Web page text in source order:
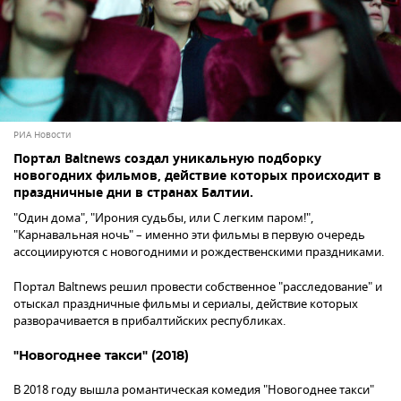
РИА Новости
Портал Baltnews создал уникальную подборку
новогодних фильмов, действие которых происходит в
праздничные дни в странах Балтии.
"Один дома", "Ирония судьбы, или С легким паром!",
"Карнавальная ночь" – именно эти фильмы в первую очередь
ассоциируются с новогодними и рождественскими праздниками.
Портал Baltnews решил провести собственное "расследование" и
отыскал праздничные фильмы и сериалы, действие которых
разворачивается в прибалтийских республиках.
"Новогоднее такси" (2018)
В 2018 году вышла романтическая комедия "Новогоднее такси"